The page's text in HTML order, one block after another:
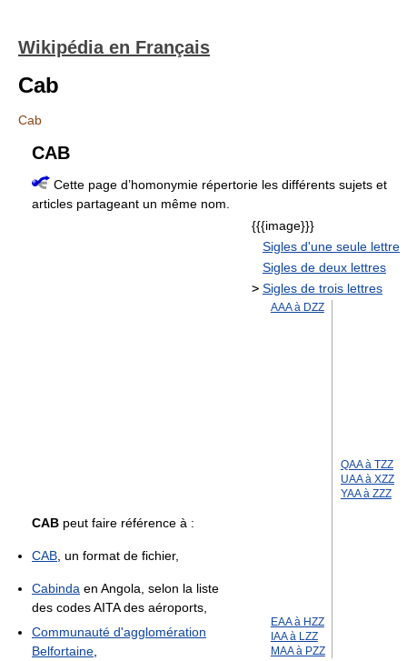
Wikipédia en Français
Cab
Cab
CAB
Cette page d’homonymie répertorie les différents sujets et
articles partageant un même nom.
{{{image}}}
Sigles d'une seule lettre
Sigles de deux lettres
> Sigles de trois lettres
AAA à DZZ
EAA à HZZ
IAA à LZZ
MAA à PZZ
QAA à TZZ
UAA à XZZ
YAA à ZZZ
CAB peut faire référence à :
CAB , un format de fichier,
Cabinda en Angola, selon la liste
des codes AITA des aéroports,
Communauté d'agglomération
Belfortaine